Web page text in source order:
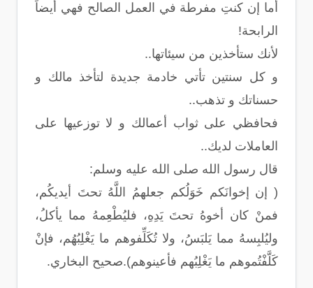
أما إن كنتِ مفرطة في العمل الصالح فهي أيضاً
الرابحة!
لأنك ستأخذين من سيئاتها..
و كل سنتين تأتي خادمة جديدة لتأخذ مالك و
حسناتك و تذهب..
فحافظي على ثواب أعمالك و لا توزعيها على
العاملات لديك..
قال رسول الله صلى الله عليه وسلم:
( إن إخوانَكم خَوَلُكم جعلهمُ اللَّهُ تحتَ أيديكُم،
فمنْ كان أخوهُ تحتَ يَدِهِ، فليُطْعِمهُ مما يأكلُ،
وليُلبِسهُ مما يَلبَسُ، ولا تُكَلِّفوهم ما يَغْلِبُهُم، فإنْ
كَلَّفْتُموهم ما يَغْلِبُهم فأعينوهم).صحيح البخاري.